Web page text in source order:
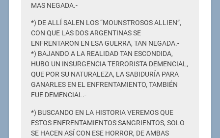
MAS NEGADA.-
*) DE ALLÍ SALEN LOS “MOUNSTROSOS ALLIEN”,
CON QUE LAS DOS ARGENTINAS SE
ENFRENTARON EN ESA GUERRA, TAN NEGADA.-
*) BAJANDO A LA REALIDAD TAN ESCONDIDA,
HUBO UN INSURGENCIA TERRORISTA DEMENCIAL,
QUE POR SU NATURALEZA, LA SABIDURÍA PARA
GANARLES EN EL ENFRENTAMIENTO, TAMBIÉN
FUE DEMENCIAL.-
*) BUSCANDO EN LA HISTORIA VEREMOS QUE
ESTOS ENFRENTAMIENTOS SANGRIENTOS, SOLO
SE HACEN ASÍ CON ESE HORROR, DE AMBAS